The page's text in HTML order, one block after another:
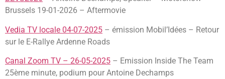
Brussels 19-01-2026 – Aftermovie
Vedia TV locale 04-07-2025 – émission Mobil’Idées – Retour
sur le E-Rallye Ardenne Roads
Canal Zoom TV – 26-05-2025 – Emission Inside The Team
25ème minute, podium pour Antoine Dechamps